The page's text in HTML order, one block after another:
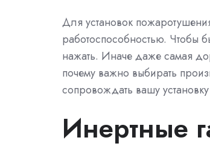
Для установок
работоспособностью. Чтобы
нажать. Иначе даже самая
почему важно выбирать
сопровождать вашу установку
Инертные